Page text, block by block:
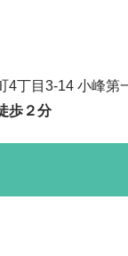
4丁目3-14 小峰第
歩２分